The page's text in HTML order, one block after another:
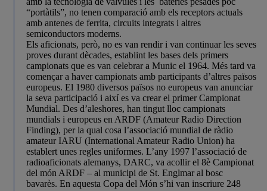
“portàtils”, no tenen comparació amb els receptors actuals
amb antenes de ferrita, circuits integrats i altres
semiconductors moderns.
Els aficionats, però, no es van rendir i van continuar les seves
proves durant dècades, establint les bases dels primers
campionats que es van celebrar a Munic el 1964. Més tard va
començar a haver campionats amb participants d’altres països
europeus. El 1980 diversos països no europeus van anunciar
la seva participació i així es va crear el primer Campionat
Mundial. Des d’aleshores, han tingut lloc campionats
mundials i europeus en ARDF (Amateur Radio Direction
Finding), per la qual cosa l’associació mundial de ràdio
amateur IARU (International Amateur Radio Union) ha
establert unes regles uniformes. L’any 1997 l’associació de
radioaficionats alemanys, DARC, va acollir el 8è Campionat
del món ARDF – al municipi de St. Englmar al bosc
bavarès. En aquesta Copa del Món s’hi van inscriure 248